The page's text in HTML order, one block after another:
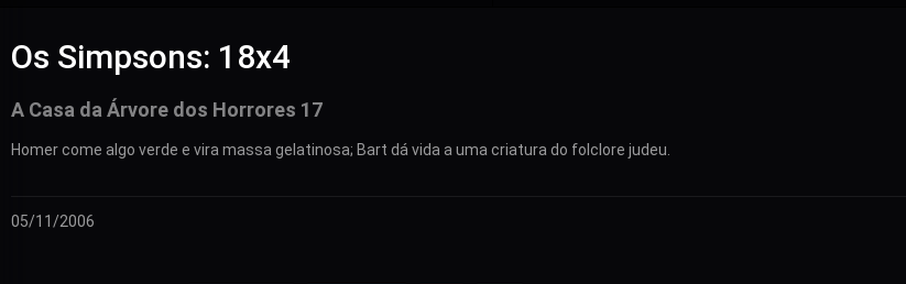
Os Simpsons: 18x4
A Casa da Árvore dos Horrores 17
Homer come algo verde e vira massa gelatinosa; Bart dá vida a uma criatura do folclore judeu.
05/11/2006